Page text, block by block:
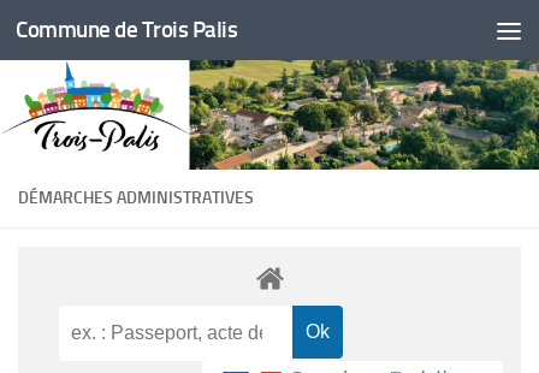
Skip to content
Commune de Trois Palis
DÉMARCHES ADMINISTRATIVES